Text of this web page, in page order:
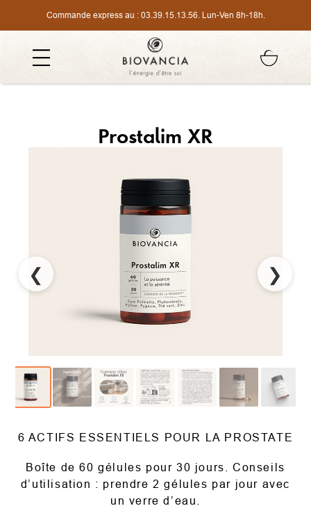
Commande express au : 03.39.15.13.56. Lun-Ven 8h-18h.
Prostalim XR
❮ ❯
6 ACTIFS ESSENTIELS POUR LA PROSTATE
Boîte de 60 gélules pour 30 jours. Conseils
d’utilisation : prendre 2 gélules par jour avec
un verre d’eau.